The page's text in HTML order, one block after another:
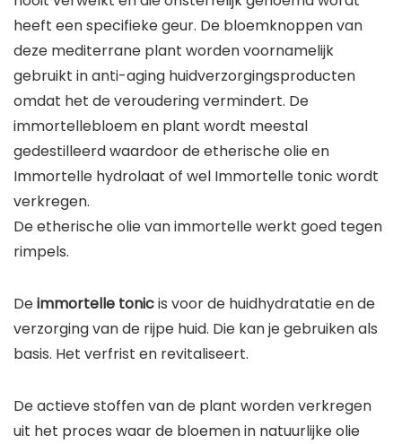
heeft een specifieke geur. De bloemknoppen van
deze mediterrane plant worden voornamelijk
gebruikt in anti-aging huidverzorgingsproducten
omdat het de veroudering vermindert. De
immortellebloem en plant wordt meestal
gedestilleerd waardoor de etherische olie en
Immortelle hydrolaat of wel Immortelle tonic wordt
verkregen.
De etherische olie van immortelle werkt goed tegen
rimpels.
Deimmortelle tonicis voor de huidhydratatie en de
verzorging van de rijpe huid. Die kan je gebruiken als
basis. Het verfrist en revitaliseert.
De actieve stoffen van de plant worden verkregen
uit het proces waar de bloemen in natuurlijke olie